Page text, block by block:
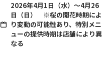
2026年4月1日（水）～4月26
日（日） ※桜の開花時期によ
り変動の可能性あり、特別メニ
ューの提供時期は店舗により異
なる